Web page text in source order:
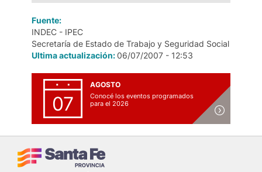
Fuente:
INDEC - IPEC
Secretaría de Estado de Trabajo y Seguridad Social
Ultima actualización:06/07/2007 - 12:53
07
AGOSTO
Conocé los eventos programados
para el 2026